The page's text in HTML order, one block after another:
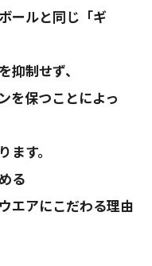
ールと同じ「ギ
抑制せず、
を保つことによっ
ます。
る
エアにこだわる理由